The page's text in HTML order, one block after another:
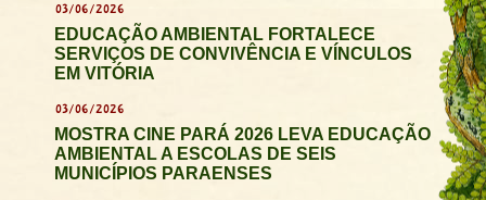
03/06/2026
EDUCAÇÃO AMBIENTAL FORTALECE
SERVIÇOS DE CONVIVÊNCIA E VÍNCULOS
EM VITÓRIA
03/06/2026
MOSTRA CINE PARÁ 2026 LEVA EDUCAÇÃO
AMBIENTAL A ESCOLAS DE SEIS
MUNICÍPIOS PARAENSES